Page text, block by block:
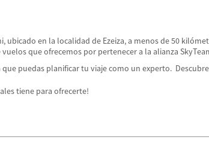
en la localidad de Ezeiza, a menos de 50
que ofrecemos por pertenecer a la alianza
puedas planificar tu viaje como un experto.
tiene para ofrecerte!